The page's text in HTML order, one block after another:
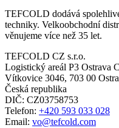
TEFCOLD dodává
techniky. Velkoobchodní
věnujeme více než 35 let.
TEFCOLD CZ s.r.o.
Logistický areál P3 Ostrava
Vítkovice 3046, 703 00
Česká republika
DIČ: CZ03758753​​​​​​
Telefon: +420 593 033 028
Email: vo@tefcold.com